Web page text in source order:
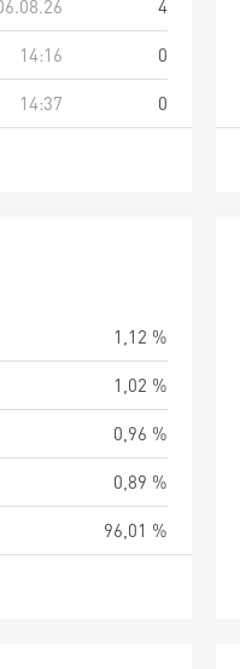
4
14:16
0
14:37 0
1,12 %
1,02 %
0,96 %
0,89 %
96,01 %